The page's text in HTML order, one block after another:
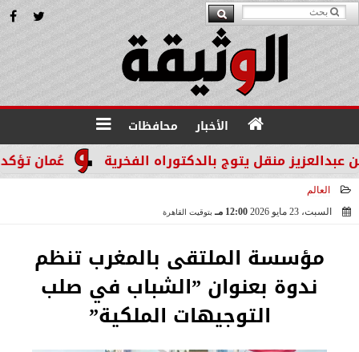
الأخبار محافظات
عُمان تؤكد منقل يتوج بالدكتوراه الفخرية
العالم
السبت، 23 مايو 2026
12:00 مـ بتوقيت القاهرة
مؤسسة الملتقى بالمغرب تنظم
ندوة بعنوان ”الشباب في صلب
التوجيهات الملكية”